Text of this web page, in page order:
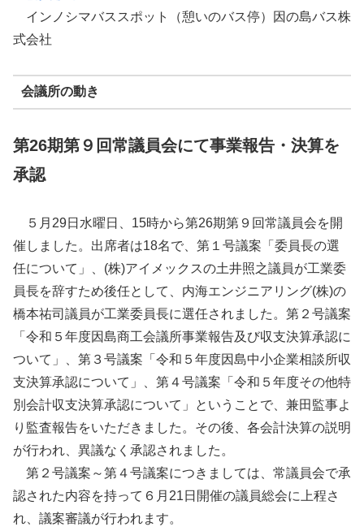
インノシマバススポット（憩いのバス停）因の島バス株
式会社
会議所の動き
第26期第９回常議員会にて事業報告・決算を
承認
５月29日水曜日、15時から第26期第９回常議員会を開
催しました。出席者は18名で、第１号議案「委員長の選
任について」、(株)アイメックスの土井照之議員が工業委
員長を辞すため後任として、内海エンジニアリング(株)の
橋本祐司議員が工業委員長に選任されました。第２号議案
「令和５年度因島商工会議所事業報告及び収支決算承認に
ついて」、第３号議案「令和５年度因島中小企業相談所収
支決算承認について」、第４号議案「令和５年度その他特
別会計収支決算承認について」ということで、兼田監事よ
り監査報告をいただきました。その後、各会計決算の説明
が行われ、異議なく承認されました。
第２号議案～第４号議案につきましては、常議員会で承
認された内容を持って６月21日開催の議員総会に上程さ
れ、議案審議が行われます。